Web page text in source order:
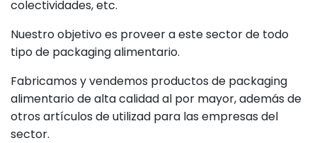
colectividades, etc.
Nuestro objetivo es proveer a este sector de todo
tipo de packaging alimentario.
Fabricamos y vendemos productos de packaging
alimentario de alta calidad al por mayor, además de
otros artículos de utilizad para las empresas del
sector.